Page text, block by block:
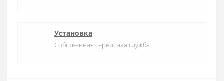
Установка
Собственная сервисная служба